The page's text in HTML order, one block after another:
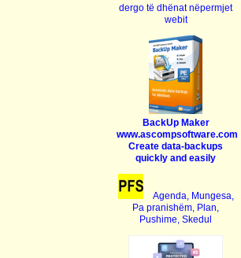
dergo të dhënat nëpermjet
webit
BackUp Maker
www.ascompsoftware.com
Create data-backups
quickly and easily
Agenda, Mungesa,
Pa pranishëm, Plan,
Pushime, Skedul